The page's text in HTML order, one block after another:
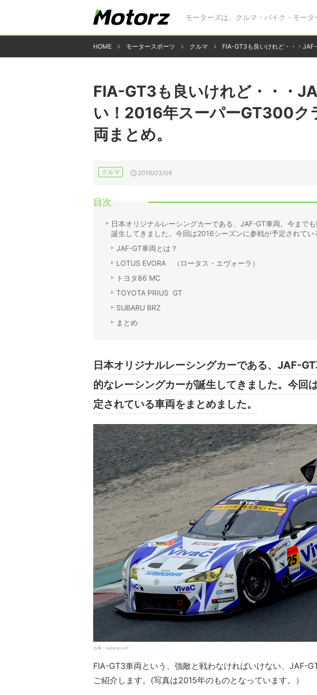
モーターズは、クルマ・バイク・モー
HOME モータースポーツ クルマ FIA-GT3も良いけれど・・・
FIA-GT3も良いけれど・・・
い！2016年スーパーGT300ク
両まとめ。
クルマ 2016/03/06
目次
日本オリジナルレーシングカーである、JAF-GT車両。今まで
誕生してきました。今回は2016シーズンに参戦が予定されてい
JAF-GT車両とは？
LOTUS EVORA （ロータス・エヴォーラ）
トヨタ86 MC
TOYOTA PRIUS GT
SUBARU BRZ
まとめ
日本オリジナルレーシングカーである、JAF-
的なレーシングカーが誕生してきました。今回
定されている車両をまとめました。
出典：supergt.net
FIA-GT3車両という、強敵と戦わなければいけない、JAF-
ご紹介します。(写真は2015年のものとなっています。）